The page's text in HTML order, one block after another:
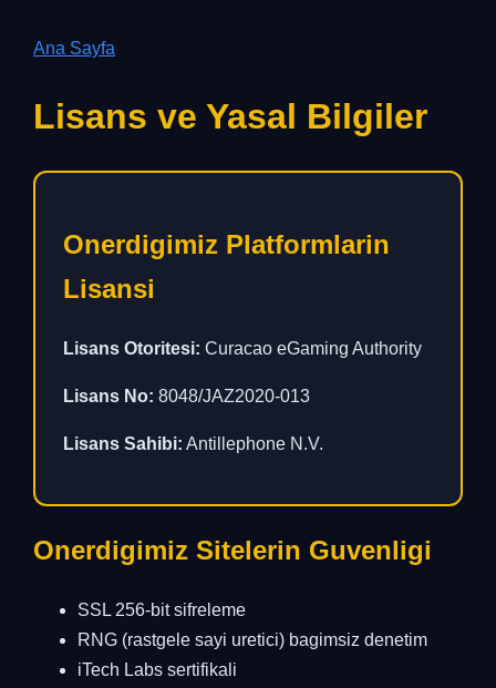
Ana Sayfa
Lisans ve Yasal Bilgiler
Onerdigimiz Platformlarin
Lisansi
Lisans Otoritesi: Curacao eGaming Authority
Lisans No: 8048/JAZ2020-013
Lisans Sahibi: Antillephone N.V.
Onerdigimiz Sitelerin Guvenligi
SSL 256-bit sifreleme
RNG (rastgele sayi uretici) bagimsiz denetim
iTech Labs sertifikali